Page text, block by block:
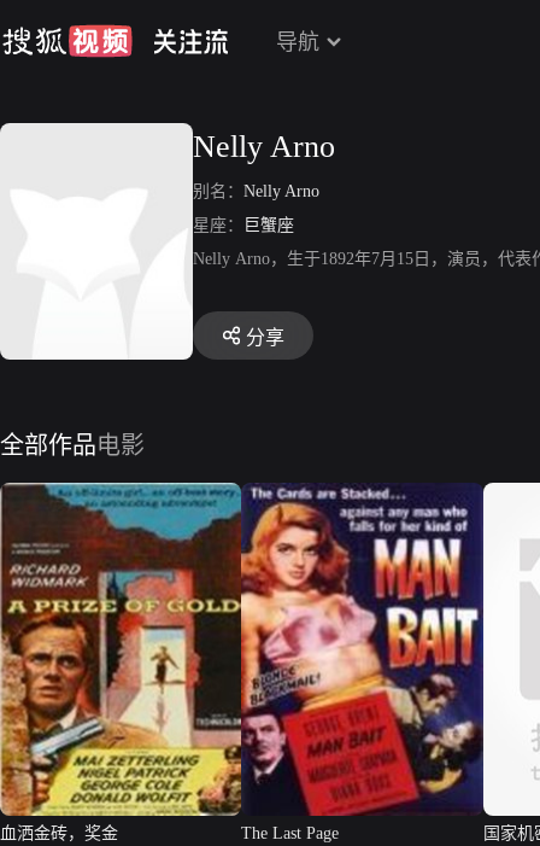
导航
Nelly Arno
别名： Nelly Arno
星座：
巨蟹座
Nelly Arno，生于1892年7月15日，演员，代表
分享
全部作品电影
血洒金砖，奖金
The Last Page
国家机